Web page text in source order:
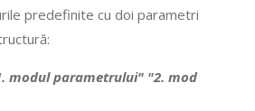
predefinite cu doi parametri
modul parametrului" "2. mod